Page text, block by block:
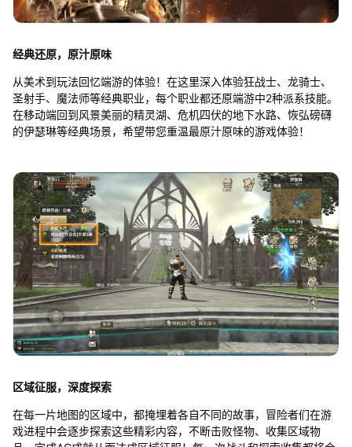
经典还原，原汁原味
从美术到玩法回忆端游的体验！在这里深入体验狂战士、龙骑士、
圣射手、魔法师等经典职业，每个职业都还原端游中2种派系技能。
在移动端回到风景美丽的精灵湖、危机四伏的地下水路、恢弘磅礴
的伊瑟琳等经典场景，希望带您重温最原汁原味的游戏体验！
区域征服，深度探索
在每一片地图的区域中，都掩埋着各自不同的故事，冒险者们在游
戏进程中会逐步探索这些精彩内容，不断击败怪物、收集区域物